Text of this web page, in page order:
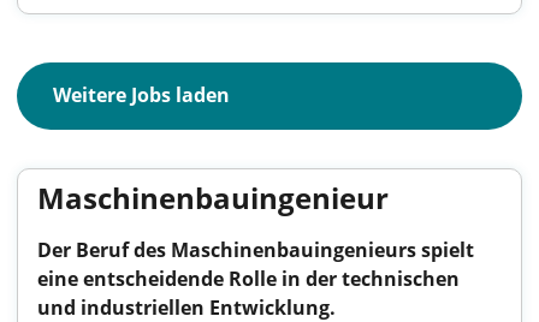
Weitere Jobs laden
Maschinenbauingenieur
Der Beruf des Maschinenbauingenieurs spielt
eine entscheidende Rolle in der technischen
und industriellen Entwicklung.